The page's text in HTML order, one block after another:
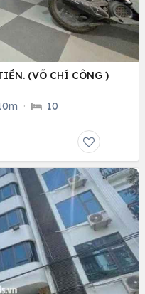
(VÕ CHÍ CÔNG )
· 10